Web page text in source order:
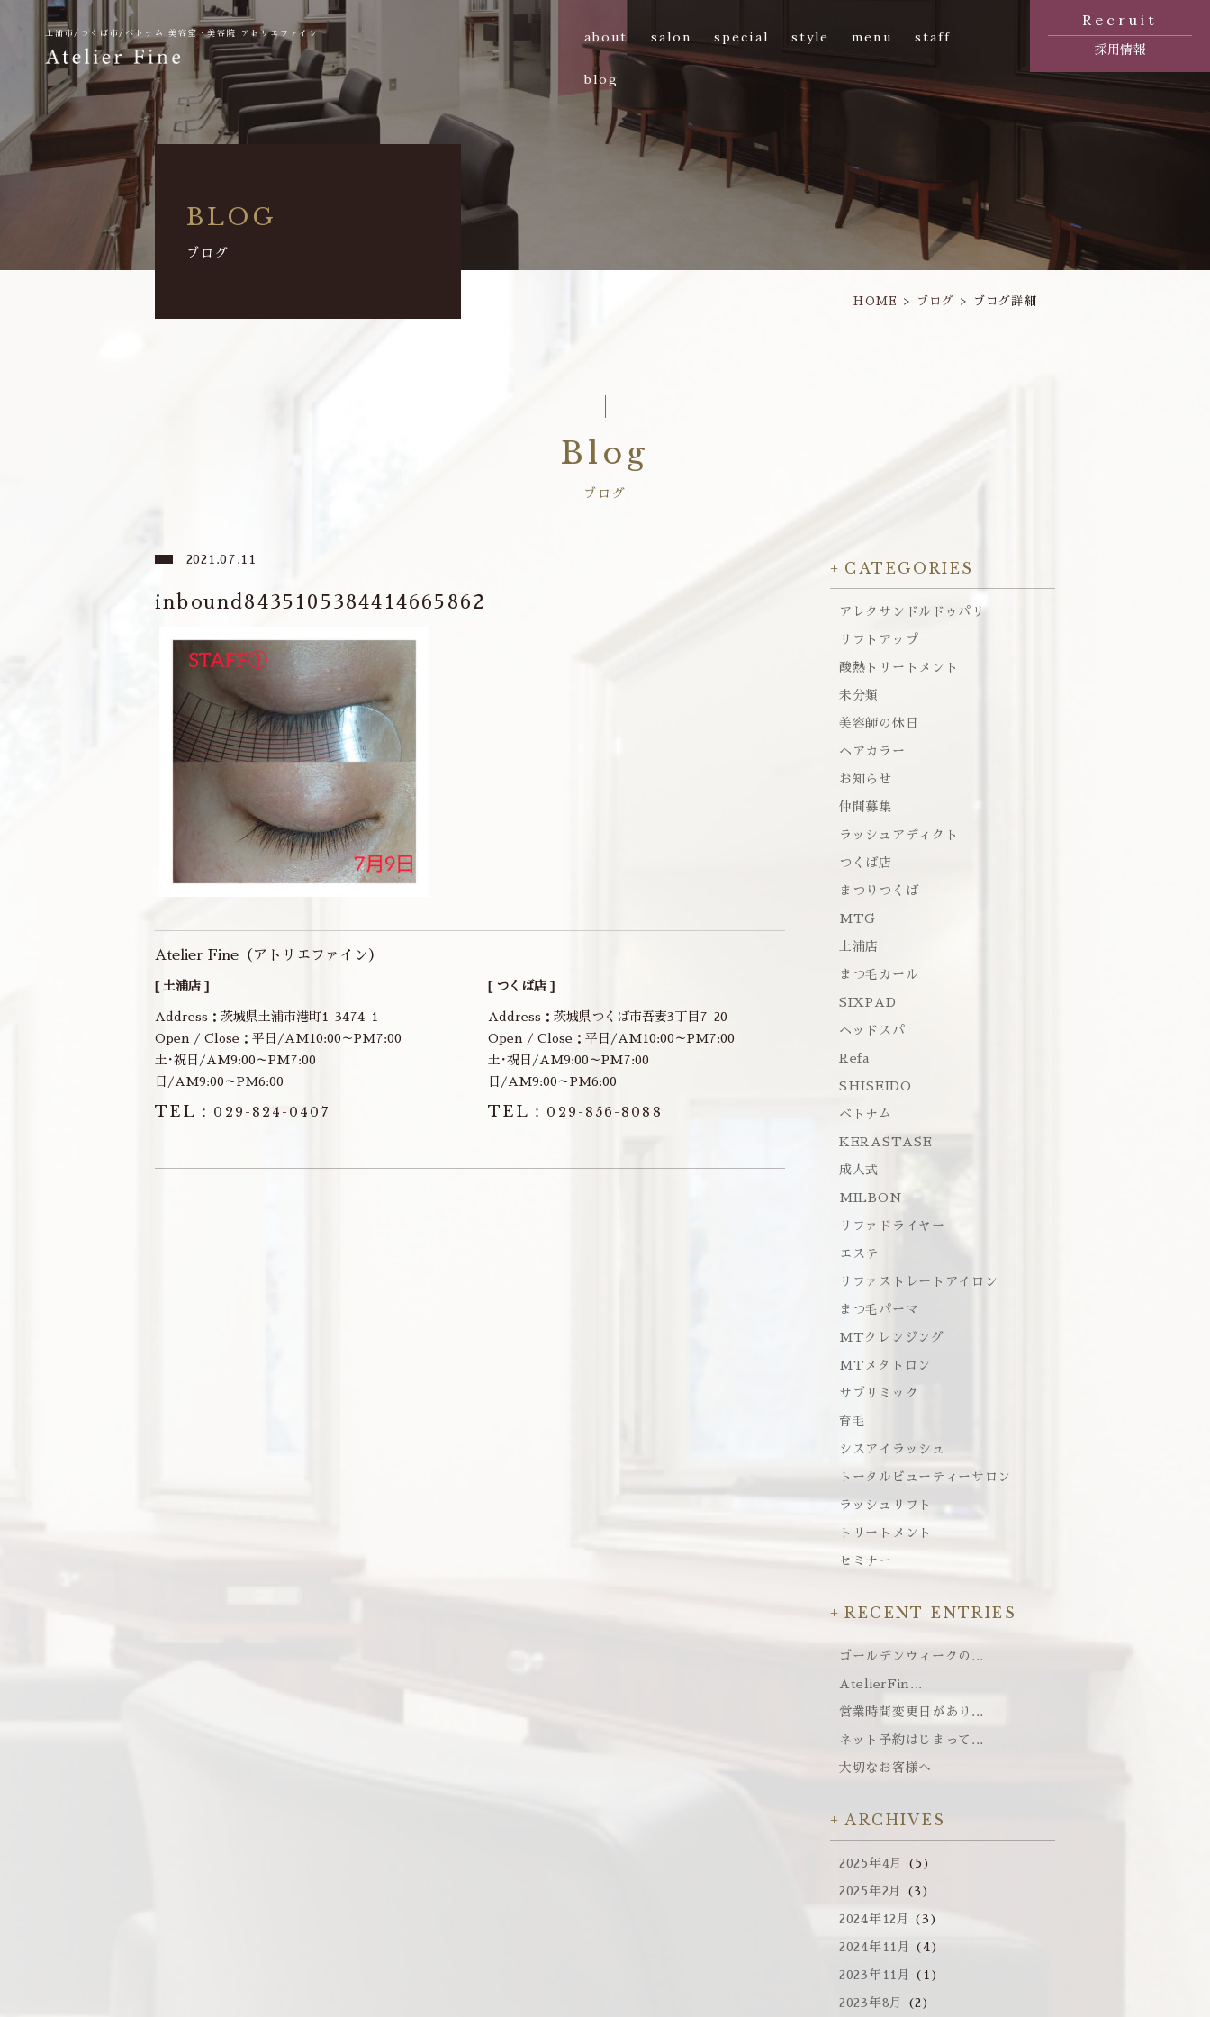
土浦市/つくば市/ベトナム美容室・美容院 アトリエファイン about salon special style menu staff
blog
Recruit
採用情報
BLOG
ブログ
HOME ブログ ブログ詳細
Blog
ブログ
2021.07.11
inbound8435105384414665862
Atelier Fine（アトリエファイン）
[ 土浦店 ]
Address：茨城県土浦市港町1-3474-1
Open / Close：平日/AM10:00～PM7:00
土･祝日/AM9:00～PM7:00
日/AM9:00～PM6:00
TEL： 029-824-0407
[ つくば店 ]
Address：茨城県つくば市吾妻3丁目7-20
Open / Close：平日/AM10:00～PM7:00
土･祝日/AM9:00～PM7:00
日/AM9:00～PM6:00
TEL： 029-856-8088
CATEGORIES
アレクサンドルドゥパリ
リフトアップ
酸熱トリートメント
未分類
美容師の休日
ヘアカラー
お知らせ
仲間募集
ラッシュアディクト
つくば店
まつりつくば
MTG
土浦店
まつ毛カール
SIXPAD
ヘッドスパ
Refa
SHISEIDO
ベトナム
KERASTASE
成人式
MILBON
リファドライヤー
エステ
リファストレートアイロン
まつ毛パーマ
MTクレンジング
MTメタトロン
サブリミック
育毛
シスアイラッシュ
トータルビューティーサロン
ラッシュリフト
トリートメント
セミナー
RECENT ENTRIES
ゴールデンウィークの...
AtelierFin...
営業時間変更日があり...
ネット予約はじまって...
大切なお客様へ
ARCHIVES
2025年4月 (5)
2025年2月 (3)
2024年12月 (3)
2024年11月 (4)
2023年11月 (1)
2023年8月 (2)